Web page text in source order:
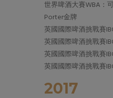
世界啤酒大賽WBA：
Porter金牌
英國國際啤酒挑戰賽
英國國際啤酒挑戰賽
英國國際啤酒挑戰賽
英國國際啤酒挑戰賽
2017